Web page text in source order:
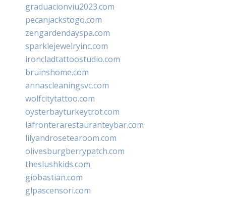
graduacionviu2023.com
pecanjackstogo.com
zengardendayspa.com
sparklejewelryinc.com
ironcladtattoostudio.com
bruinshome.com
annascleaningsvc.com
wolfcitytattoo.com
oysterbayturkeytrot.com
lafronterarestauranteybar.com
lilyandrosetearoom.com
olivesburgberrypatch.com
theslushkids.com
giobastian.com
glpascensori.com